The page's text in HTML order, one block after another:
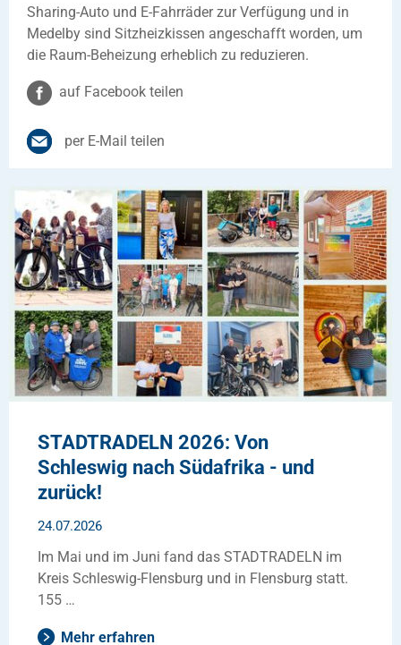
Sharing-Auto und E-Fahrräder zur Verfügung und in
Medelby sind Sitzheizkissen angeschafft worden, um
die Raum-Beheizung erheblich zu reduzieren.
auf Facebook teilen
per E-Mail teilen
STADTRADELN 2026: Von
Schleswig nach Südafrika - und
zurück!
24.07.2026
Im Mai und im Juni fand das STADTRADELN im
Kreis Schleswig-Flensburg und in Flensburg statt.
155 …
Mehr erfahren